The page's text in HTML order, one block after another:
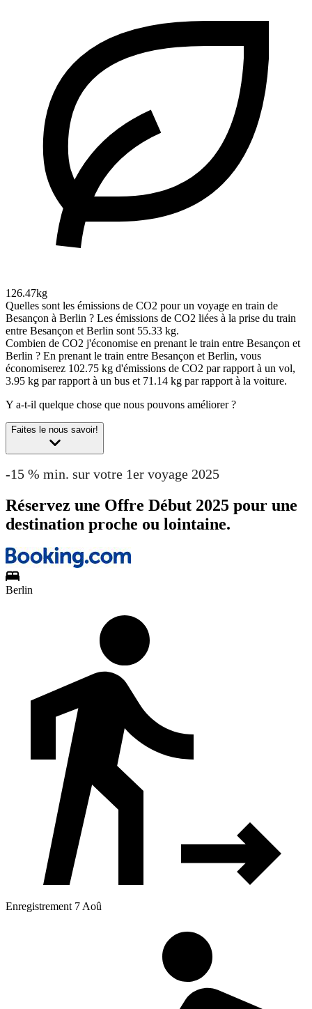
126.47kg
Quelles sont les émissions de CO2 pour un voyage en train de
Besançon à Berlin ? Les émissions de CO2 liées à la prise du train
entre Besançon et Berlin sont 55.33 kg.
Combien de CO2 j'économise en prenant le train entre Besançon et
Berlin ? En prenant le train entre Besançon et Berlin, vous
économiserez 102.75 kg d'émissions de CO2 par rapport à un vol,
3.95 kg par rapport à un bus et 71.14 kg par rapport à la voiture.
Y a-t-il quelque chose que nous pouvons améliorer ?
Faites le nous savoir!
-15 % min. sur votre 1er voyage 2025
Réservez une Offre Début 2025 pour une
destination proche ou lointaine.
Berlin
Enregistrement 7 Aoû